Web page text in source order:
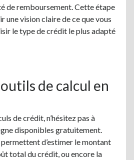
de remboursement. Cette étape
une vision claire de ce que vous
le type de crédit le plus adapté
de calcul en
de crédit, n’hésitez pas à
disponibles gratuitement.
d’estimer le montant
total du crédit, ou encore la